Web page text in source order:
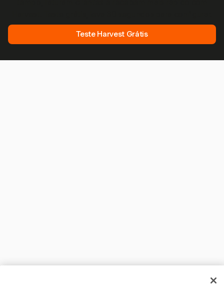
Teste Harvest Grátis